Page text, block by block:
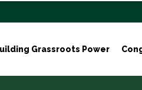
Grassroots Power